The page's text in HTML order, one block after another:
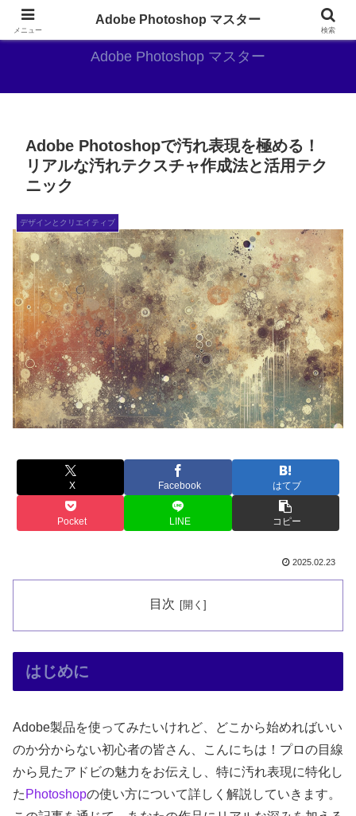
AdobePhotoshopがやっぱり最強
Adobe Photoshop マスター
Adobe Photoshopで汚れ表現を極める！
リアルな汚れテクスチャ作成法と活用テク
ニック
デザインとクリエイティブ
X Facebook はてブ
Pocket LINE コピー
2025.02.23
目次
はじめに
Adobe製品を使ってみたいけれど、どこから始めればいい
のか分からない初心者の皆さん、こんにちは！プロの目線
から見たアドビの魅力をお伝えし、特に汚れ表現に特化し
た Photoshopの使い方について詳しく解説していきます。
メニュー
Adobe Photoshop マスター
検索